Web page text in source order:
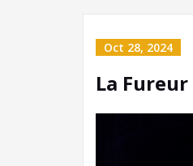
Oct 28, 2024
La